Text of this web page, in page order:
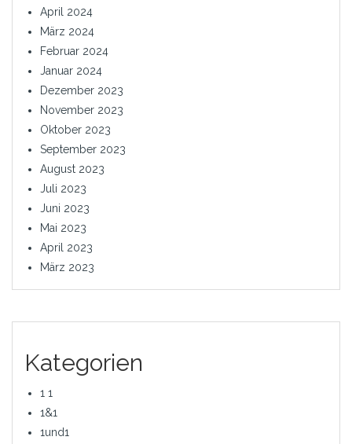
April 2024
März 2024
Februar 2024
Januar 2024
Dezember 2023
November 2023
Oktober 2023
September 2023
August 2023
Juli 2023
Juni 2023
Mai 2023
April 2023
März 2023
Kategorien
1 1
1&1
1und1